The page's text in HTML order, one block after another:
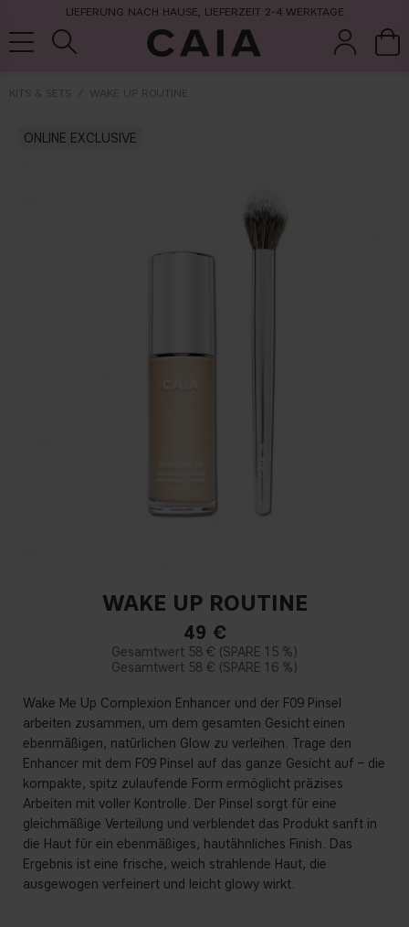
LIEFERUNG NACH HAUSE, LIEFERZEIT 2-4 WERKTAGE
KITS & SETS WAKE UP ROUTINE
ONLINE EXCLUSIVE
WAKE UP ROUTINE
49 €
58 €
15 %
58 €
16 %
Wake Me Up Complexion Enhancer und der F09 Pinsel
arbeiten zusammen, um dem gesamten Gesicht einen
ebenmäßigen, natürlichen Glow zu verleihen. Trage den
Enhancer mit dem F09 Pinsel auf das ganze Gesicht auf – die
kompakte, spitz zulaufende Form ermöglicht präzises
Arbeiten mit voller Kontrolle. Der Pinsel sorgt für eine
gleichmäßige Verteilung und verblendet das Produkt sanft in
die Haut für ein ebenmäßiges, hautähnliches Finish. Das
Ergebnis ist eine frische, weich strahlende Haut, die
ausgewogen verfeinert und leicht glowy wirkt.
parfüm